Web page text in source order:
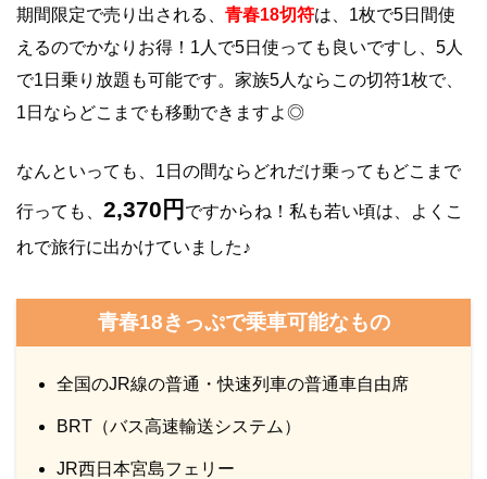
期間限定で売り出される、 青春18切符は、1枚で5日間使
えるのでかなりお得！1人で5日使っても良いですし、5人
で1日乗り放題も可能です。家族5人ならこの切符1枚で、
1日ならどこまでも移動できますよ◎
なんといっても、1日の間ならどれだけ乗ってもどこまで
行っても、 2,370円 ですからね！私も若い頃は、よくこ
れで旅行に出かけていました♪
青春18きっぷで乗車可能なもの
全国のJR線の普通・快速列車の普通車自由席
BRT（バス高速輸送システム）
JR西日本宮島フェリー